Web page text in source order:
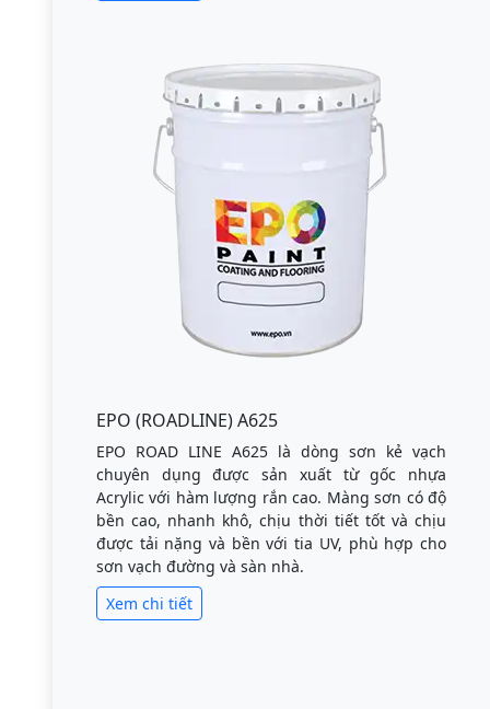
EPO (ROADLINE) A625
EPO ROAD LINE A625 là dòng sơn kẻ vạch
chuyên dụng được sản xuất từ gốc nhựa
Acrylic với hàm lượng rắn cao. Màng sơn có độ
bền cao, nhanh khô, chịu thời tiết tốt và chịu
được tải nặng và bền với tia UV, phù hợp cho
sơn vạch đường và sàn nhà.
Xem chi tiết